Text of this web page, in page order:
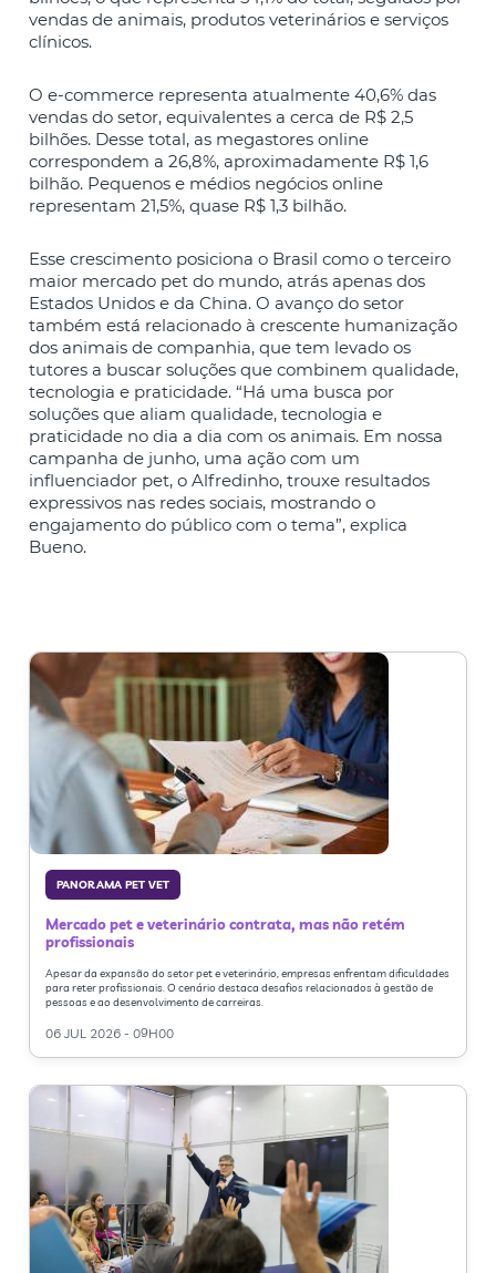
vendas de animais, produtos veterinários e serviços
clínicos.
O e-commerce representa atualmente 40,6% das
vendas do setor, equivalentes a cerca de R$ 2,5
bilhões. Desse total, as megastores online
correspondem a 26,8%, aproximadamente R$ 1,6
bilhão. Pequenos e médios negócios online
representam 21,5%, quase R$ 1,3 bilhão.
Esse crescimento posiciona o Brasil como o terceiro
maior mercado pet do mundo, atrás apenas dos
Estados Unidos e da China. O avanço do setor
também está relacionado à crescente humanização
dos animais de companhia, que tem levado os
tutores a buscar soluções que combinem qualidade,
tecnologia e praticidade. “Há uma busca por
soluções que aliam qualidade, tecnologia e
praticidade no dia a dia com os animais. Em nossa
campanha de junho, uma ação com um
influenciador pet, o Alfredinho, trouxe resultados
expressivos nas redes sociais, mostrando o
engajamento do público com o tema”, explica
Bueno.
PANORAMA PET VET
Mercado pet e veterinário contrata, mas não retém
profissionais
Apesar da expansão do setor pet e veterinário, empresas enfrentam dificuldades
para reter profissionais. O cenário destaca desafios relacionados à gestão de
pessoas e ao desenvolvimento de carreiras.
06 JUL 2026 - 09H00